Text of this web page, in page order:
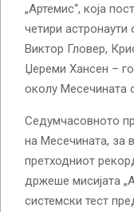
„Артемис“, која
четири астронаути
Виктор Гловер,
Џереми Хансен –
околу Месечината
Седумчасовното
на Месечината, за
претходниот
држеше мисијата
системски тест